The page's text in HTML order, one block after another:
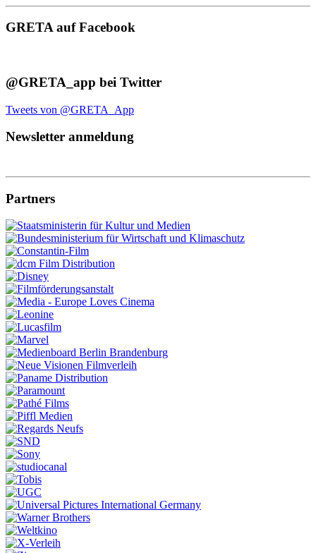
GRETA auf Facebook
@GRETA_app bei Twitter
Tweets von @GRETA_App
Newsletter anmeldung
Partners